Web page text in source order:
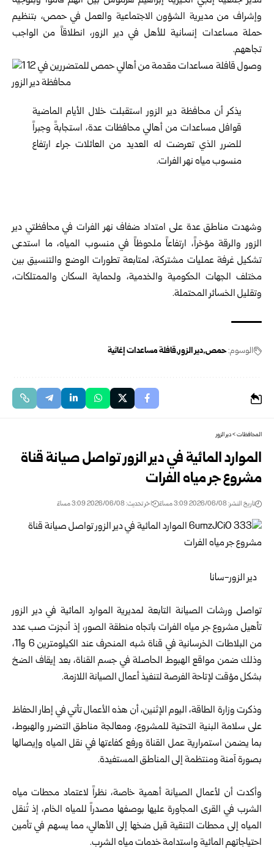
وإشراف من مديرية الشؤون الاجتماعية والعمل في حمص، بتنظيم
حملة مساعدات إنسانية للأهل في دير الزور، انطلاقاً من الواجب
تجاههم.
يذكر أن محافظة دير الزور استقبلت خلال الأيام الماضية
قوافل مساعدات من أهالي محافظات عدة، استجابةً وجبراً
للضرر الذي تعرضت له العديد من العائلات جراء ارتفاع
منسوب مياه نهر الفرات.
وشهدت مناطق عدة على امتداد ضفاف نهر الفرات في محافظتي ‌‏دير
‏الزور ‏والرقة مؤخراً، ‏ارتفاعاً ملحوظاً في ‏منسوب ‏المياه، ما استدعى
تشكيل غرفة عمليات مشتركة، ‏لمتابعة تطورات الوضع والتنسيق بين
مختلف الجهات الحكومية والخدمية، ولحماية ‏السكان والممتلكات،
وتقليل ‏الخسائر المحتملة.
الوسوم:حمص دير الزور قافلة مساعدات إغاثية
المحافظات>دير الزور
الموارد المائية في دير الزور تواصل صيانة قناة
مشروع جر مياه الفرات
تاريخ النشر: 2026/06/08 3:09 مساءً اخر تحديث: 2026/06/08 3:09 مساءً
دير الزور-سانا
تواصل ورشات الصيانة التابعة لمديرية الموارد المائية في دير الزور
تأهيل مشروع جر مياه الفرات باتجاه منطقة الصور، إذ أنجزت صب عدد
من البلاطات الخرسانية في قناة شبه المنحرف عند الكيلومترين 6 و11،
وذلك ضمن مواقع الهبوط الحاصلة في جسم القناة، بعد إيقاف الضخ
بشكل مؤقت لإتاحة الفرصة لتنفيذ أعمال الصيانة اللازمة.
وذكرت وزارة الطاقة، اليوم الإثنين، أن هذه الأعمال تأتي في إطار الحفاظ
على سلامة البنية التحتية للمشروع، ومعالجة مناطق التضرر والهبوط،
بما يضمن استمرارية عمل القناة ورفع كفاءتها في نقل المياه وإيصالها
بصورة آمنة ومنتظمة إلى المناطق المستفيدة.
وأكدت أن لأعمال الصيانة أهمية خاصة، نظراً لاعتماد محطات مياه
الشرب في القرى المجاورة عليها بوصفها مصدراً للمياه الخام، إذ تُنقل
المياه إلى محطات التنقية قبل ضخها إلى الأهالي، مما يسهم في تأمين
احتياجاتهم المائية واستدامة خدمات مياه الشرب.